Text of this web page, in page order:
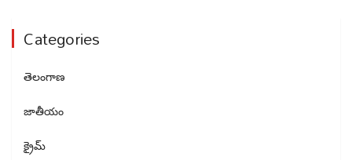
Categories
తెలంగాణ
జాతీయం
క్రైమ్